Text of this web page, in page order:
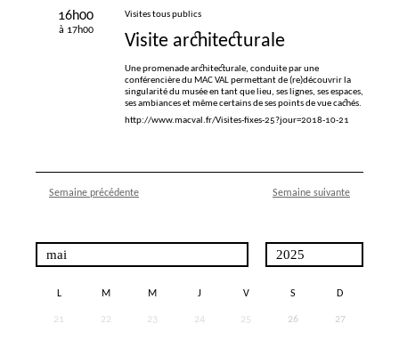
16h00
à 17h00
Visites tous publics
Visite architecturale
Une promenade architecturale, conduite par une
conférencière du MACVALpermettant de (re)découvrir la
singularité du musée en tant que lieu, ses lignes, ses espaces,
ses ambiances et même certains de ses points de vue cachés.
http://www.macval.fr/Visites-fixes-25?jour=2018-10-21
Semaine précédente Semaine suivante
L M M J V S D
21 22 23 24 25 26 27